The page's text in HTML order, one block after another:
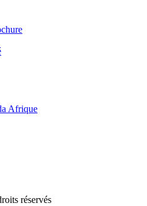
Afrique
réservés